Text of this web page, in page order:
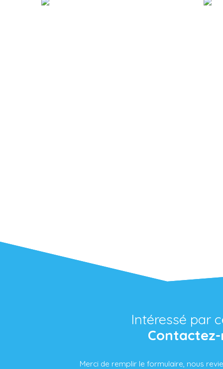
Intéressé par
Merci de remplir le formulaire, nous